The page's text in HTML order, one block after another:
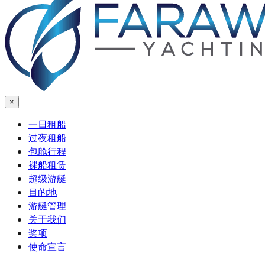
×
一日租船
过夜租船
包舱行程
裸船租赁
超级游艇
目的地
游艇管理
关于我们
奖项
使命宣言